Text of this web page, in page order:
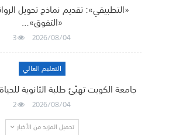
«التطبيقي»: تقديم نماذج تحويل
«التفوق»…
2026/08/04
3
التعليم العالي
جامعة الكويت تهيّئ طلبة الثانوية
2026/08/04
2
تحميل المزيد من الأخبار